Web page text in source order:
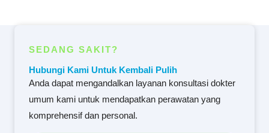
SEDANG SAKIT?
Hubungi Kami Untuk Kembali Pulih
Anda dapat mengandalkan layanan konsultasi dokter
umum kami untuk mendapatkan perawatan yang
komprehensif dan personal.